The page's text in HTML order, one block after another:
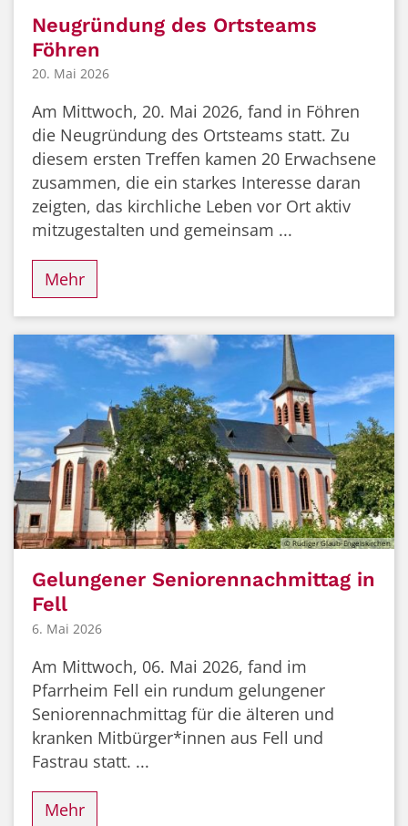
Neugründung des Ortsteams
Föhren
20. Mai 2026
Am Mittwoch, 20. Mai 2026, fand in Föhren
die Neugründung des Ortsteams statt. Zu
diesem ersten Treffen kamen 20 Erwachsene
zusammen, die ein starkes Interesse daran
zeigten, das kirchliche Leben vor Ort aktiv
mitzugestalten und gemeinsam ...
Mehr
© Rüdiger Glaub-Engelskirchen
Gelungener Seniorennachmittag in
Fell
6. Mai 2026
Am Mittwoch, 06. Mai 2026, fand im
Pfarrheim Fell ein rundum gelungener
Seniorennachmittag für die älteren und
kranken Mitbürger*innen aus Fell und
Fastrau statt. ...
Mehr